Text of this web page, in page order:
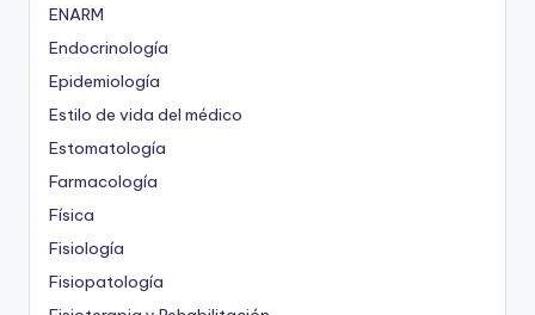
ENARM
Endocrinología
Epidemiología
Estilo de vida del médico
Estomatología
Farmacología
Física
Fisiología
Fisiopatología